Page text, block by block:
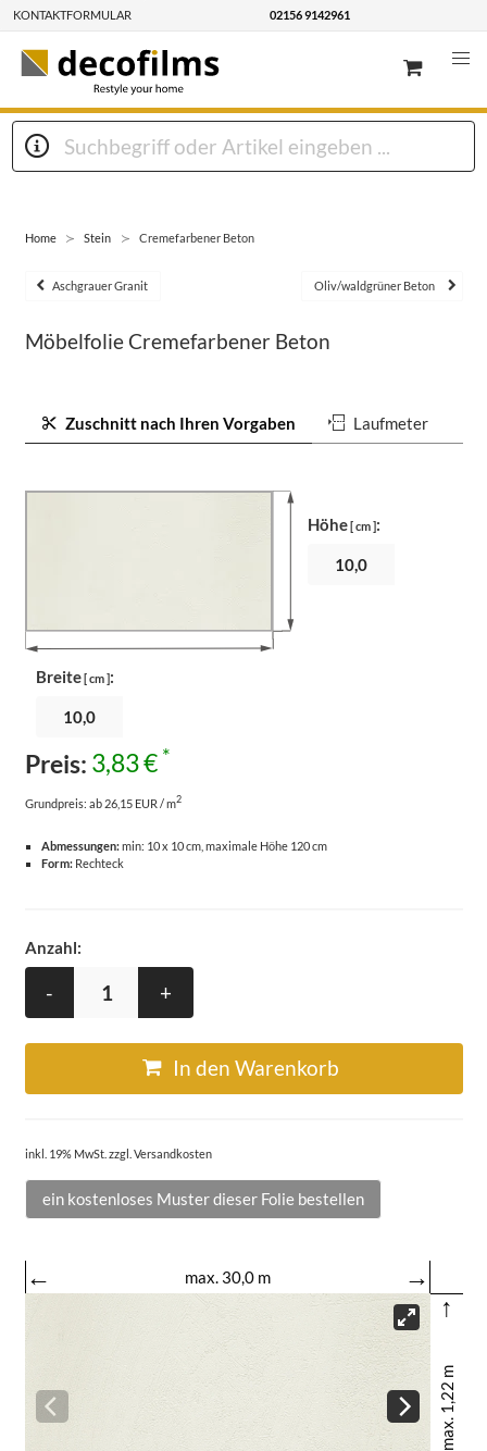
KONTAKTFORMULAR 02156 9142961
Home Stein Cremefarbener Beton
Aschgrauer Granit Oliv/waldgrüner Beton
Möbelfolie Cremefarbener Beton
Zuschnitt nach Ihren Vorgaben Laufmeter
Breite[ cm ]:
Höhe[ cm ]:
Preis: 3,83 € *
Grundpreis: ab 26,15 EUR / m2
Abmessungen:min: 10 x 10 cm, maximale Höhe 120 cm
Form:Rechteck
Anzahl:
- +
In den Warenkorb
inkl. 19% MwSt. zzgl. Versandkosten
ein kostenloses Muster dieser Folie bestellen
← max. 30,0 m
→
↑
max. 1,22 m